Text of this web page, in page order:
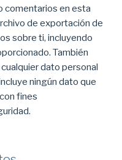
comentarios en esta
de exportación de
sobre ti, incluyendo
También
dato personal
ningún dato que
fines